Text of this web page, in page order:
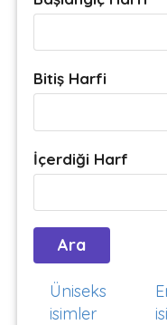
Bitiş Harfi
İçerdiği Harf
Üniseks
isimler